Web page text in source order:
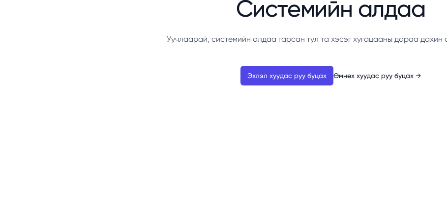
Системийн алдаа
Уучлаарай, системийн алдаа гарсан тул та хэсэг хугацааны дараа дахин
Эхлэл хуудас руу буцах Өмнөх хуудас руу буцах →